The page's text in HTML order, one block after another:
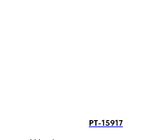
PT-15917